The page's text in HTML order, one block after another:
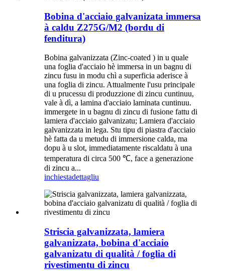
Bobina d'acciaio galvanizata immersa
à caldu Z275G/M2 (bordu di
fenditura)
Bobina galvanizzata (Zinc-coated ) in u quale
una foglia d'acciaio hè immersa in un bagnu di
zincu fusu in modu chì a superficia aderisce à
una foglia di zincu. Attualmente l'usu principale
di u prucessu di produzzione di zincu cuntinuu,
vale à dì, a lamina d'acciaio laminata cuntinuu.
immergete in u bagnu di zincu di fusione fattu di
lamiera d'acciaio galvanizatu; Lamiera d'acciaio
galvanizzata in lega. Stu tipu di piastra d'acciaio
hè fatta da u metudu di immersione calda, ma
dopu à u slot, immediatamente riscaldatu à una
temperatura di circa 500 ℃, face a generazione
di zincu a...
inchiestadettagliu
Striscia galvanizzata, lamiera
galvanizzata, bobina d'acciaio
galvanizatu di qualità / foglia di
rivestimentu di zincu